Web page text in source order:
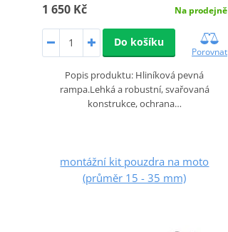
1 650 Kč Na prodejně
Do košíku
Porovnat
Popis produktu: Hliníková pevná
rampa.Lehká a robustní, svařovaná
konstrukce, ochrana…
montážní kit pouzdra na moto
(průměr 15 - 35 mm)